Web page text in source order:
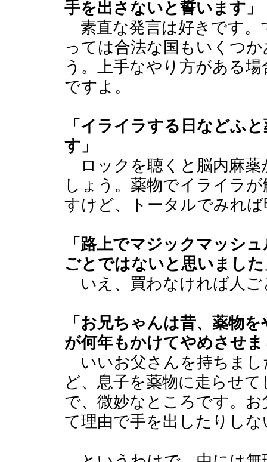
手を出さないと誓います」
素直な発言は好きです。
っては合法な国もいくつ
う。上手なやり方がある
ですよ。
「イライラする日などふ
す」
ロックを聴くと脳内麻薬
しょう。薬物でイライラ
すけど、トータルでみれ
「路上でマジックマッシ
ごとではないと思いました
いえ、買わなければ人ご
「お兄ちゃんは昔、薬物
が何年もかけてやめさせ
いいお父さんを持ちまし
ど、息子を薬物に走らせ
で、微妙なところです。
て理由で手を出したりし